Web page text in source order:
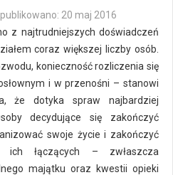
20 maj 2016
z najtrudniejszych doświadczeń
coraz większej liczby osób.
konieczność rozliczenia się
i w przenośni – stanowi
że dotyka spraw najbardziej
decydujące się zakończyć
swoje życie i zakończyć
ich łączących – zwłaszcza
majątku oraz kwestii opieki